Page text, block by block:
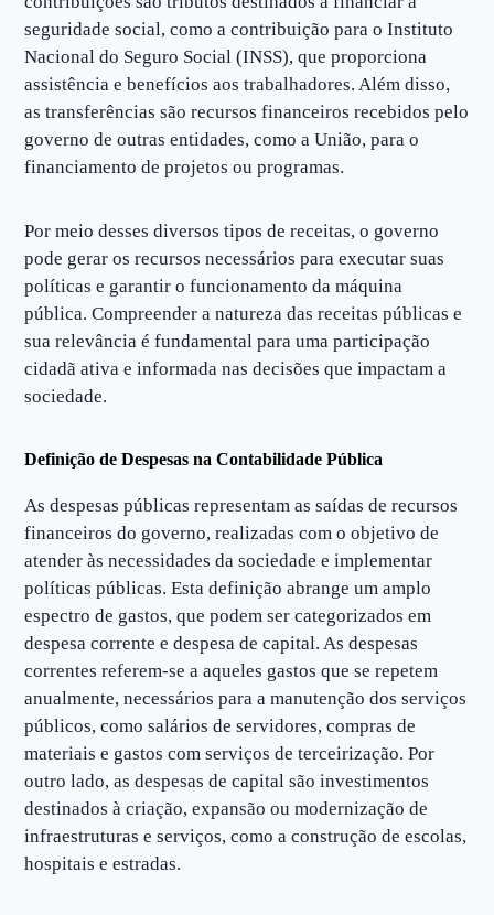
seguridade social, como a contribuição para o Instituto
Nacional do Seguro Social (INSS), que proporciona
assistência e benefícios aos trabalhadores. Além disso,
as transferências são recursos financeiros recebidos pelo
governo de outras entidades, como a União, para o
financiamento de projetos ou programas.
Por meio desses diversos tipos de receitas, o governo
pode gerar os recursos necessários para executar suas
políticas e garantir o funcionamento da máquina
pública. Compreender a natureza das receitas públicas e
sua relevância é fundamental para uma participação
cidadã ativa e informada nas decisões que impactam a
sociedade.
Definição de Despesas na Contabilidade Pública
As despesas públicas representam as saídas de recursos
financeiros do governo, realizadas com o objetivo de
atender às necessidades da sociedade e implementar
políticas públicas. Esta definição abrange um amplo
espectro de gastos, que podem ser categorizados em
despesa corrente e despesa de capital. As despesas
correntes referem-se a aqueles gastos que se repetem
anualmente, necessários para a manutenção dos serviços
públicos, como salários de servidores, compras de
materiais e gastos com serviços de terceirização. Por
outro lado, as despesas de capital são investimentos
destinados à criação, expansão ou modernização de
infraestruturas e serviços, como a construção de escolas,
hospitais e estradas.